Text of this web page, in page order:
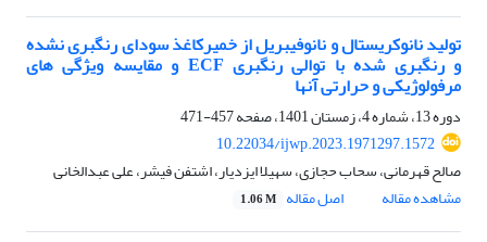
تولید نانوکریستال و نانوفیبریل از خمیرکاغذ سودای رنگبری نشده
و رنگبری شده با توالی رنگبری ECF و مقایسه ویژگی های
مرفولوژیکی و حرارتی آنها
دوره 13، شماره 4، زمستان 1401، صفحه
457-471
10.22034/ijwp.2023.1971297.1572
صالح قهرمانی، سحاب حجازی، سهیلا ایزدیار، اشتفن فیشر، علی عبدالخانی
مشاهده مقاله
اصل مقاله 1.06 M